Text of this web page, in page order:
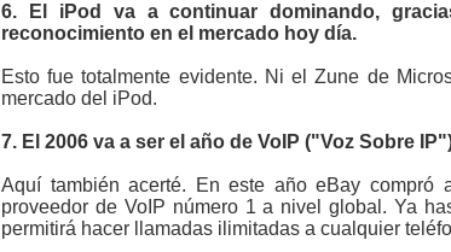
6. El iPod va a continuar dominando,
reconocimiento en el mercado hoy día.
Esto fue totalmente evidente. Ni el Zune de
mercado del iPod.
7. El 2006 va a ser el año de VoIP ("Voz Sobre
Aquí también acerté. En este año eBay
proveedor de VoIP número 1 a nivel global. Ya
permitirá hacer llamadas ilimitadas a cualquier